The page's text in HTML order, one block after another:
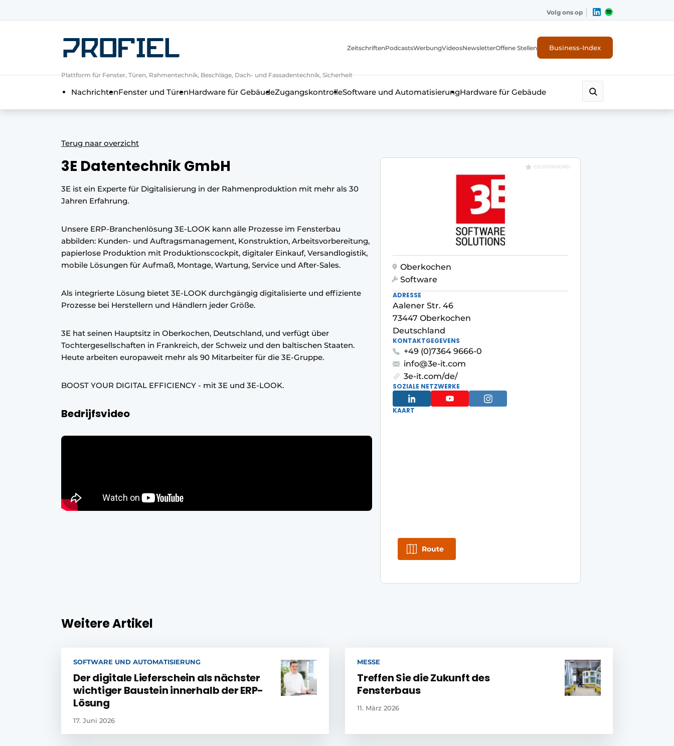
Allgemeine Bedingungen und Konditionen
Podcasts
Datenschutz / Cookie-Erklärung
Profil | Plattform für Fenster, Türen, Rahmentechnik, Beschläge, Dach- und Fassadentechnik, Sicherheit
Ein Stellenangebot registrieren
Offene Stellen
Videos
Volg ons op
Plattform für Fenster, Türen, Rahmentechnik, Beschläge, Dach- und Fassadentechnik, Sicherheit
ZeitschriftenPodcastsWerbungVideosNewsletterOffene Stellen Business-Index
NachrichtenFenster und TürenHardware für GebäudeZugangskontrolleSoftware und AutomatisierungHardware für Gebäude
Terug naar overzicht
3E Datentechnik GmbH
3E ist ein Experte für Digitalisierung in der Rahmenproduktion mit mehr als 30
Jahren Erfahrung.
Unsere ERP-Branchenlösung 3E-LOOK kann alle Prozesse im Fensterbau
abbilden: Kunden- und Auftragsmanagement, Konstruktion, Arbeitsvorbereitung,
papierlose Produktion mit Produktionscockpit, digitaler Einkauf, Versandlogistik,
mobile Lösungen für Aufmaß, Montage, Wartung, Service und After-Sales.
Als integrierte Lösung bietet 3E-LOOK durchgängig digitalisierte und effiziente
Prozesse bei Herstellern und Händlern jeder Größe.
3E hat seinen Hauptsitz in Oberkochen, Deutschland, und verfügt über
Tochtergesellschaften in Frankreich, der Schweiz und den baltischen Staaten.
Heute arbeiten europaweit mehr als 90 Mitarbeiter für die 3E-Gruppe.
BOOST YOUR DIGITAL EFFICIENCY - mit 3E und 3E-LOOK.
Bedrijfsvideo
GESPONSORD
Oberkochen
Software
ADRESSE
Aalener Str. 46
73447 Oberkochen
Deutschland
KONTAKTGEGEVENS
+49 (0)7364 9666-0
info@3e-it.com
3e-it.com/de/
SOZIALE NETZWERKE
KAART
Route
Weitere Artikel
SOFTWARE UND AUTOMATISIERUNG
Der digitale Lieferschein als nächster
wichtiger Baustein innerhalb der ERP-
Lösung
17. Juni 2026
MESSE
Treffen Sie die Zukunft des
Fensterbaus
11. März 2026